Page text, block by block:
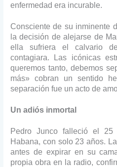
enfermedad era incurable.
Consciente de su inminente
la decisión de alejarse de
ella sufriera el calvario
contagiara. Las icónicas
queremos tanto, debemos
más» cobran un sentido
separación fue un acto de
Un adiós inmortal
Pedro Junco falleció el
Habana, con solo 23 años.
antes de expirar en su
propia obra en la radio,